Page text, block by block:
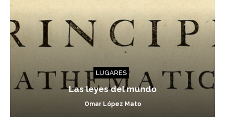
LUGARES
Las leyes del mundo
Omar López Mato